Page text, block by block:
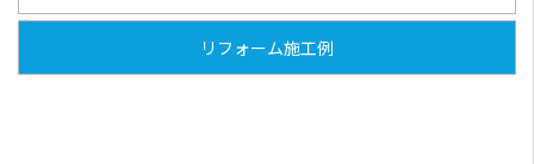
リフォーム施工例